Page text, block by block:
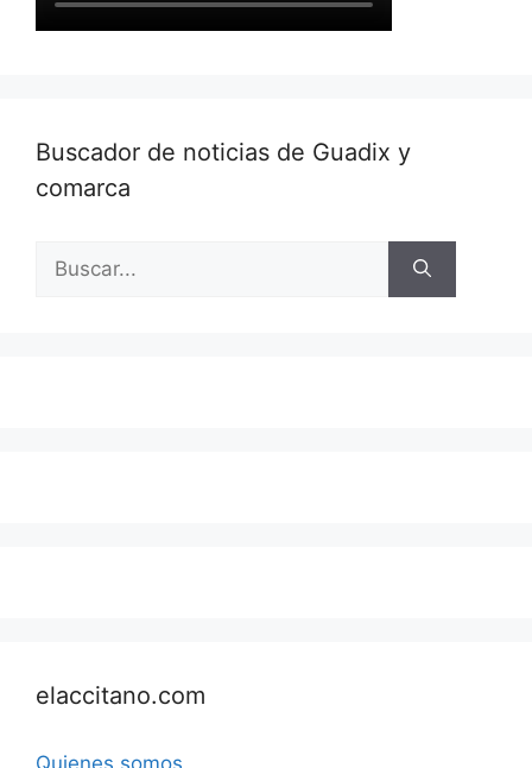
Buscador de noticias de Guadix y
comarca
elaccitano.com
Quienes somos